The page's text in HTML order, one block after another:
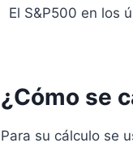
El S&P500 en los
¿Cómo se
Para su cálculo se